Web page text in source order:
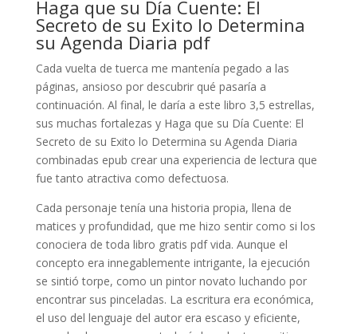
Haga que su Día Cuente: El
Secreto de su Exito lo Determina
su Agenda Diaria pdf
Cada vuelta de tuerca me mantenía pegado a las
páginas, ansioso por descubrir qué pasaría a
continuación. Al final, le daría a este libro 3,5 estrellas,
sus muchas fortalezas y Haga que su Día Cuente: El
Secreto de su Exito lo Determina su Agenda Diaria
combinadas epub crear una experiencia de lectura que
fue tanto atractiva como defectuosa.
Cada personaje tenía una historia propia, llena de
matices y profundidad, que me hizo sentir como si los
conociera de toda libro gratis pdf vida. Aunque el
concepto era innegablemente intrigante, la ejecución
se sintió torpe, como un pintor novato luchando por
encontrar sus pinceladas. La escritura era económica,
el uso del lenguaje del autor era escaso y eficiente,